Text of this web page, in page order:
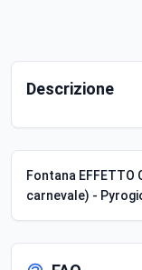
Descrizione
Fontana
carnevale) -